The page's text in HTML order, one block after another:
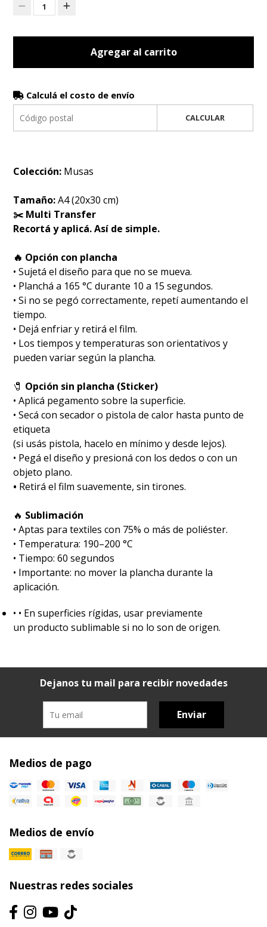
1
Agregar al carrito
Calculá el costo de envío
CALCULAR
Colección: Musas
Tamaño:A4 (20x30 cm)
✂️ Multi Transfer
Recortá y aplicá. Así de simple.
🔥 Opción con plancha
• Sujetá el diseño para que no se mueva.
• Planchá a 165 °C durante 10 a 15 segundos.
• Si no se pegó correctamente, repetí aumentando el
tiempo.
• Dejá enfriar y retirá el film.
• Los tiempos y temperaturas son orientativos y
pueden variar según la plancha.
🧷 Opción sin plancha (Sticker)
• Aplicá pegamento sobre la superficie.
• Secá con secador o pistola de calor hasta punto de
etiqueta
(si usás pistola, hacelo en mínimo y desde lejos).
• Pegá el diseño y presioná con los dedos o con un
objeto plano.
• Retirá el film suavemente, sin tirones.
🔥 Sublimación
•⁠ ⁠Aptas para textiles con 75% o más de poliéster.
•⁠ ⁠Temperatura: 190–200 °C
•⁠ ⁠Tiempo: 60 segundos
•⁠ ⁠Importante: no mover la plancha durante la
aplicación.
•⁠ ⁠• En superficies rígidas, usar previamente
un producto sublimable si no lo son de origen.
Dejanos tu mail para recibir novedades
Enviar
Medios de pago
Medios de envío
Nuestras redes sociales